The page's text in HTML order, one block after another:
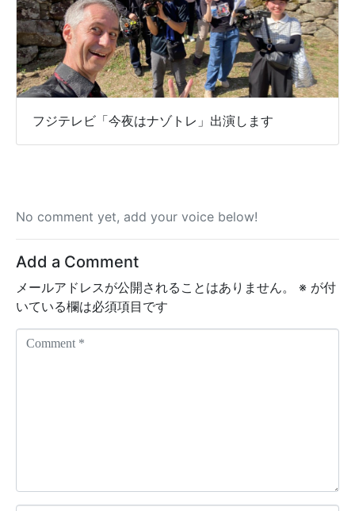
フジテレビ「今夜はナゾトレ」出演します
No comment yet, add your voice below!
Add a Comment
メールアドレスが公開されることはありません。 ※ が付
いている欄は必須項目です